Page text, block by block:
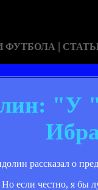
ФУТБОЛА |
"У
рассказал о
Но если честно, я